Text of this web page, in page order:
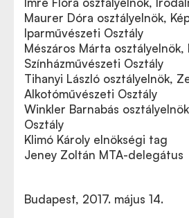
Maurer Dóra osztályelnök,
Iparművészeti Osztály
Mészáros Márta osztályelnök,
Színházművészeti Osztály
Tihanyi László osztályelnök,
Alkotóművészeti Osztály
Winkler Barnabás
Osztály
Klimó Károly elnökségi tag
Jeney Zoltán MTA-delegátus
Budapest, 2017. május 14.